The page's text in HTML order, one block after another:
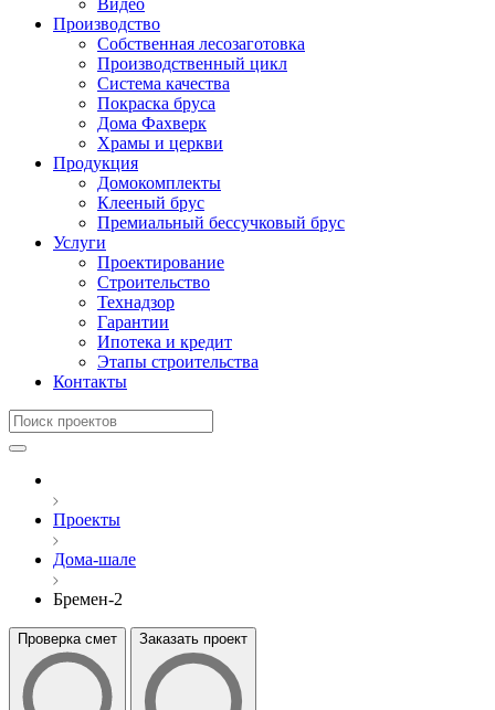
Видео
Производство
Собственная лесозаготовка
Производственный цикл
Система качества
Покраска бруса
Дома Фахверк
Храмы и церкви
Продукция
Домокомплекты
Клееный брус
Премиальный бессучковый брус
Услуги
Проектирование
Строительство
Технадзор
Гарантии
Ипотека и кредит
Этапы строительства
Контакты
Проекты
Дома-шале
Бремен-2
Проверка смет Заказать проект